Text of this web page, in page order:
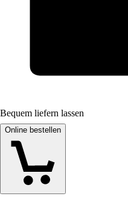
Bequem liefern lassen
Online bestellen